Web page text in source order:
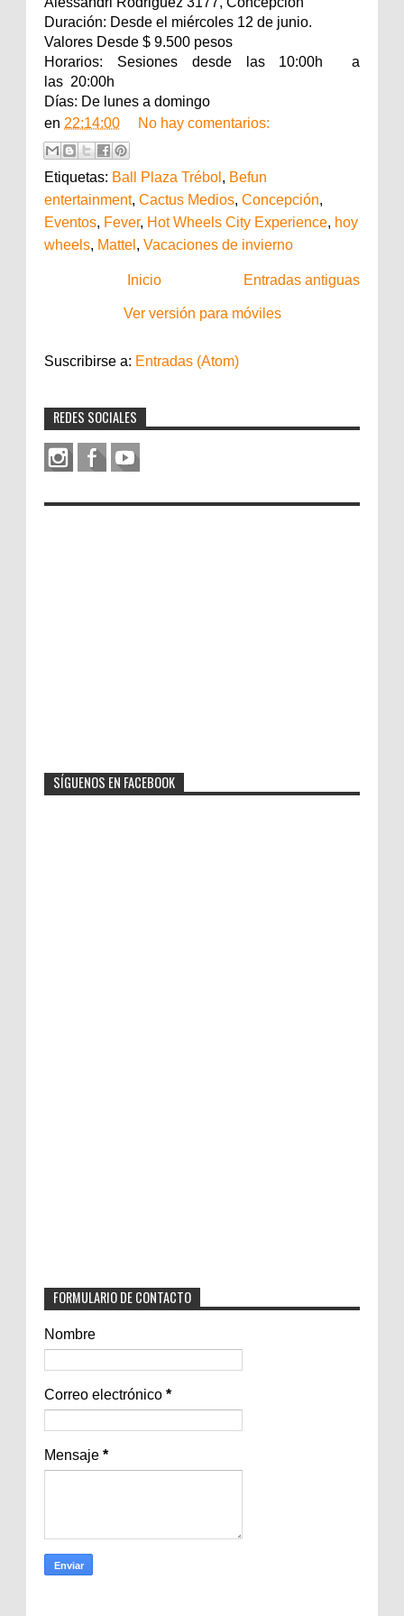
Duración: Desde el miércoles 12 de junio.
Valores Desde $ 9.500 pesos
Horarios: Sesiones desde las 10:00h a
las 20:00h
Días: De lunes a domingo
en 22:14:00 No hay comentarios:
Etiquetas: Ball Plaza Trébol , Befun
entertainment, Cactus Medios, Concepción,
Eventos, Fever, Hot Wheels City Experience, hoy
wheels, Mattel , Vacaciones de invierno
Entradas antiguas
Inicio
Ver versión para móviles
Suscribirse a: Entradas (Atom)
REDES SOCIALES
SÍGUENOS EN FACEBOOK
FORMULARIO DE CONTACTO
Nombre
Correo electrónico *
Mensaje *